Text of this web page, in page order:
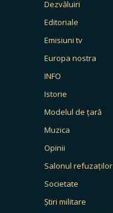
Dezvăluiri
Editoriale
Emisiuni tv
Europa nostra
INFO
Istorie
Modelul de țară
Muzica
Opinii
Salonul refuzaților
Societate
Știri militare